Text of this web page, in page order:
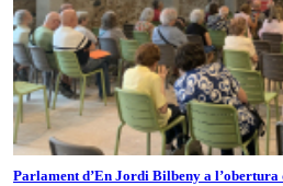
Parlament d’En Jordi Bilbeny a